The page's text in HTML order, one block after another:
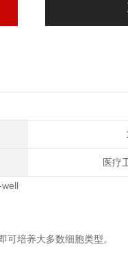
医疗
培养大多数细胞类型。